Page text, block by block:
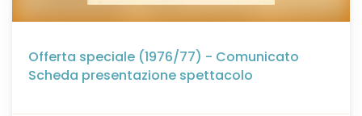
Offerta speciale (1976/77) - Comunicato
Scheda presentazione spettacolo